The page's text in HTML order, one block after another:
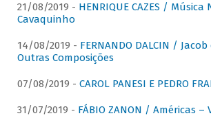
21/08/2019 - HENRIQUE CAZES / Música
Cavaquinho
14/08/2019 - FERNANDO DALCIN /
Outras Composições
07/08/2019 - CAROL PANESI E PEDRO
31/07/2019 - FÁBIO ZANON / Américas –